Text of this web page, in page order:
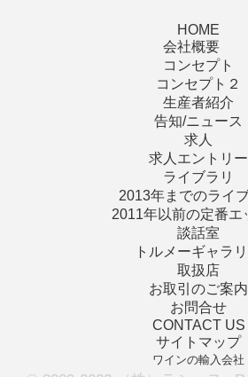
HOME
会社概要
コンセプト
コンセプト２
生産者紹介
告知/ニュース
求人
求人エントリー
ライブラリ
2013年までのライ
2011年以前の定番エ
談話室
トルメーギャラ
取扱店
お取引のご案内
お問合せ
CONTACT US
サイトマップ
ワインの輸入会社